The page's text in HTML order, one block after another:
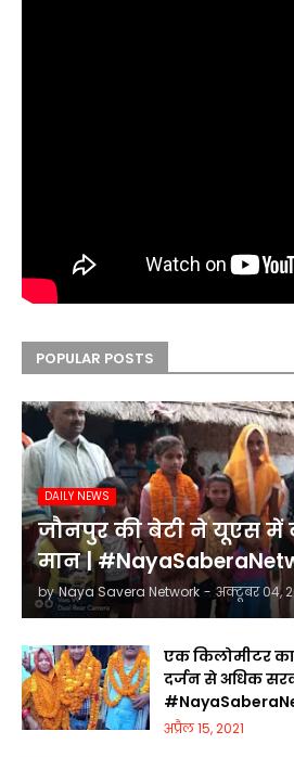
POPULAR POSTS
DAILY NEWS
जौनपुर की बेटी ने यूएस में
मान |
by Naya Savera Network - अक्टूबर 04,
एक किलोमीटर का
दर्जन से अधिक
अप्रैल 15, 2021